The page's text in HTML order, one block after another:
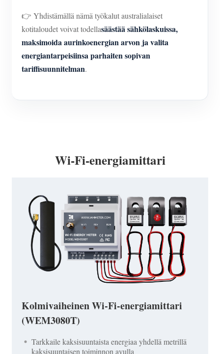
👉 Yhdistämällä nämä työkalut australialaiset
kotitaloudet voivat todellasäästää sähkölaskuissa,
maksimoida aurinkoenergian arvon ja valita
energiantarpeisiinsa parhaiten sopivan
tariffisuunnitelman.
Wi-Fi-energiamittari
Kolmivaiheinen Wi-Fi-energiamittari
(WEM3080T)
Tarkkaile kaksisuuntaista energiaa yhdellä metrillä
kaksisuuntaisen toiminnon avulla